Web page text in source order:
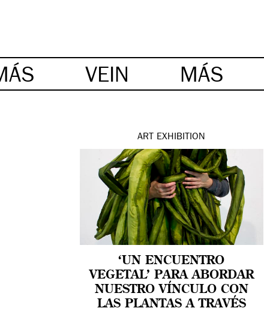
VEIN MÁS
ART EXHIBITION
‘UN ENCUENTRO
VEGETAL’ PARA ABORDAR
NUESTRO VÍNCULO CON
LAS PLANTAS A TRAVÉS